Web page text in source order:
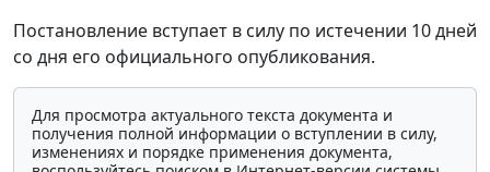
Постановление вступает в силу по истечении 10 дней
со дня его официального опубликования.
Для просмотра актуального текста документа и
получения полной информации о вступлении в силу,
изменениях и порядке применения документа,